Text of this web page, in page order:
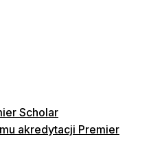
Scholar
akredytacji Premier